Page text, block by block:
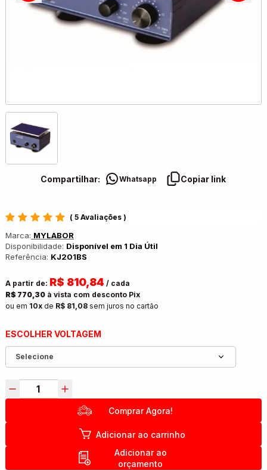
Compartilhar: Whatsapp Copiar link
( 5 Avaliações )
Marca: MYLABOR
Disponibilidade: Disponível em 1 Dia Útil
Referência: KJ201BS
A partir de: R$ 810,84 / cada
R$ 770,30à vista com desconto Pix
ou em 10xde R$ 81,08sem juros no cartão
ESCOLHER VOLTAGEM
Selecione
VOLTAGEM: 220V
Comprar Agora!
Adicionar ao carrinho
Adicionar ao
orçamento